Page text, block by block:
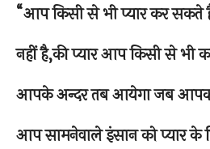
“आप किसी से भी प्यार कर सकते
नहीं है,की प्यार आप किसी से
आपके अन्दर तब आयेगा जब
आप सामनेवाले इंसान को प्यार के